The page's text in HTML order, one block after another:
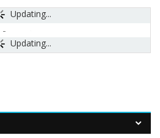
Updating...
Updating...
-